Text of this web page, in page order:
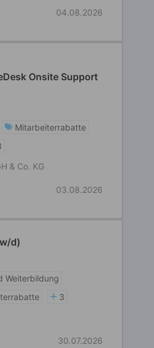
04.08.2026
Onsite Support
Mitarbeiterrabatte
& Co. KG
03.08.2026
d)
Weiterbildung
3
30.07.2026